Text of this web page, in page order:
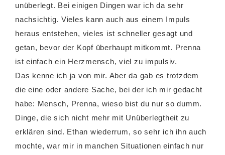
unüberlegt. Bei einigen Dingen war ich da sehr
nachsichtig. Vieles kann auch aus einem Impuls
heraus entstehen, vieles ist schneller gesagt und
getan, bevor der Kopf überhaupt mitkommt. Prenna
ist einfach ein Herzmensch, viel zu impulsiv.
Das kenne ich ja von mir. Aber da gab es trotzdem
die eine oder andere Sache, bei der ich mir gedacht
habe: Mensch, Prenna, wieso bist du nur so dumm.
Dinge, die sich nicht mehr mit Unüberlegtheit zu
erklären sind. Ethan wiederrum, so sehr ich ihn auch
mochte, war mir in manchen Situationen einfach nur